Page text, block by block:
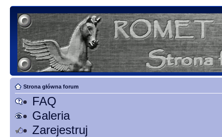
Strona główna forum
FAQ
Galeria
Zarejestruj